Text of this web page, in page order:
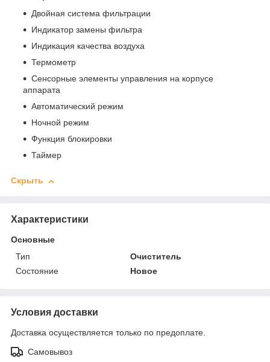
Двойная система фильтрации
Индикатор замены фильтра
Индикация качества воздуха
Термометр
Сенсорные элементы управления на корпусе
аппарата
Автоматический режим
Ночной режим
Функция блокировки
Таймер
Скрыть
Характеристики
Основные
Тип
Очиститель
Состояние
Новое
Условия доставки
Доставка осуществляется только по предоплате.
Самовывоз